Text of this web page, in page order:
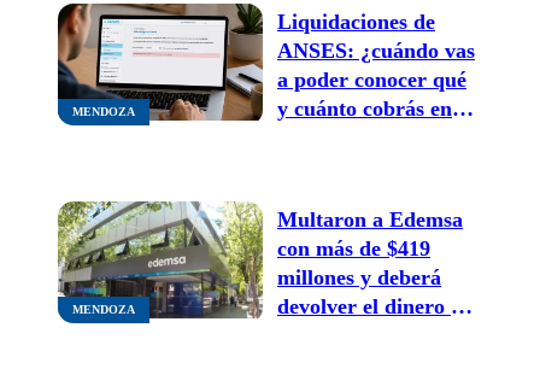
MENDOZA
Liquidaciones de
ANSES: ¿cuándo vas
a poder conocer qué
y cuánto cobrás en
MENDOZA
Multaron a Edemsa
con más de $419
millones y deberá
devolver el dinero a